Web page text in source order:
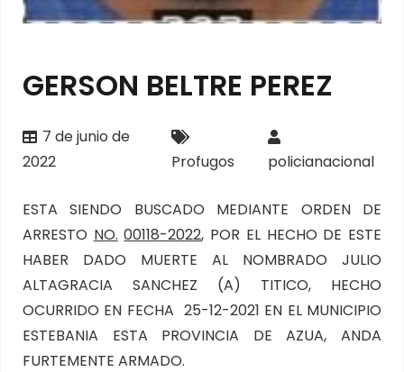
GERSON BELTRE PEREZ
7 de junio de
2022
Profugos policianacional
ESTA SIENDO BUSCADO MEDIANTE ORDEN DE
ARRESTO NO. 00118-2022, POR EL HECHO DE ESTE
HABER DADO MUERTE AL NOMBRADO JULIO
ALTAGRACIA SANCHEZ (A) TITICO, HECHO
OCURRIDO EN FECHA 25-12-2021 EN EL MUNICIPIO
ESTEBANIA ESTA PROVINCIA DE AZUA, ANDA
FURTEMENTE ARMADO.